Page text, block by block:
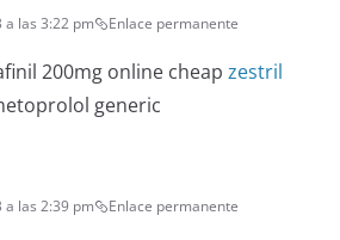
las 3:22 pm Enlace permanente
200mg online cheap zestril
generic
las 2:39 pm Enlace permanente